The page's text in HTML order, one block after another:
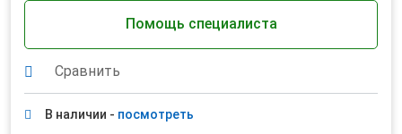
Помощь специалиста
Сравнить
В наличии - посмотреть